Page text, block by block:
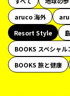
aruco 海外
Resort Style
BOOKS スペシャル
BOOKS 旅と健康